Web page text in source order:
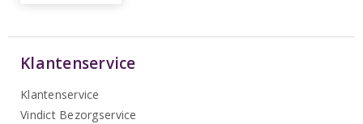
Klantenservice
Klantenservice
Vindict Bezorgservice